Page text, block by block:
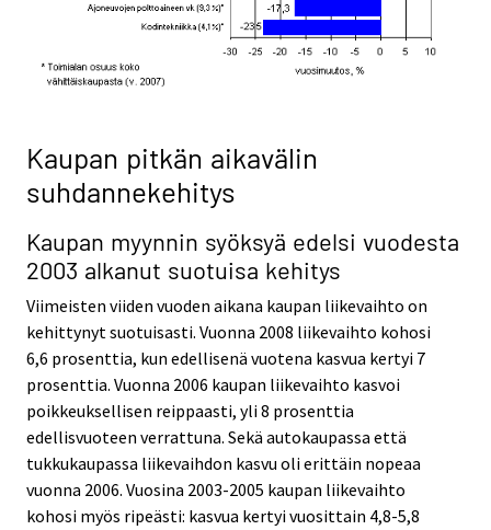
Kaupan pitkän aikavälin
suhdannekehitys
Kaupan myynnin syöksyä edelsi vuodesta
2003 alkanut suotuisa kehitys
Viimeisten viiden vuoden aikana kaupan liikevaihto on
kehittynyt suotuisasti. Vuonna 2008 liikevaihto kohosi
6,6 prosenttia, kun edellisenä vuotena kasvua kertyi 7
prosenttia. Vuonna 2006 kaupan liikevaihto kasvoi
poikkeuksellisen reippaasti, yli 8 prosenttia
edellisvuoteen verrattuna. Sekä autokaupassa että
tukkukaupassa liikevaihdon kasvu oli erittäin nopeaa
vuonna 2006. Vuosina 2003-2005 kaupan liikevaihto
kohosi myös ripeästi: kasvua kertyi vuosittain 4,8-5,8